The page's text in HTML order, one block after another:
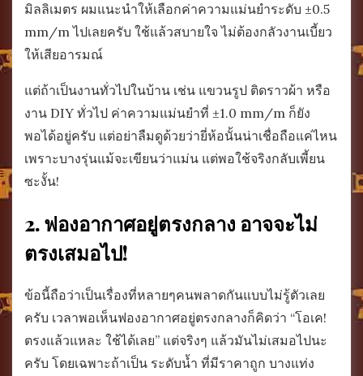
มิลลิเมตร ผมแนะนำให้เลือกค่าความแม่นยำระดับ ±0.5
mm/m ไปเลยครับ ใช้แล้วสบายใจ ไม่ต้องกลัวงานเบี้ยว
ให้เสียอารมณ์
แต่ถ้าเป็นงานทั่วไปในบ้าน เช่น แขวนรูป ติดราวผ้า หรือ
งาน DIY ทั่วไป ค่าความแม่นยำที่ ±1.0 mm/m ก็ยัง
พอได้อยู่ครับ แต่อย่าลืมดูด้วยว่ายี่ห้อนั้นน่าเชื่อถือแค่ไหน
เพราะบางรุ่นแม้จะเขียนว่าแม่น แต่พอใช้จริงกลับเพี้ยน
ซะงั้น!
2. ฟองอากาศอยู่ตรงกลาง อาจจะไม่
ตรงเสมอไป!
ข้อนี้ถือว่าเป็นเรื่องที่หลายๆคนพลาดกันแบบไม่รู้ตัวเลย
ครับ เวลาพอเห็นฟองอากาศอยู่ตรงกลางก็คิดว่า “โอเค!
ตรงแล้วแหละ ใช้ได้เลย” แต่จริงๆ แล้วมันไม่เสมอไปนะ
ครับ โดยเฉพาะถ้าเป็น ระดับน้ำ ที่มีราคาถูก บางแท่ง